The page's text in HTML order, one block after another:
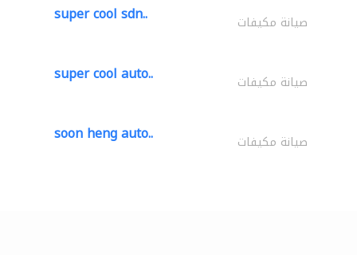
super cool sdn.. صيانة مكيفات
super cool auto.. صيانة مكيفات
soon heng auto.. صيانة مكيفات